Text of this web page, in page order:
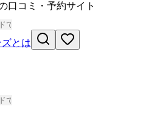
口コミ・予約サイト
とは